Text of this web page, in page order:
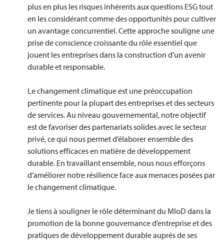
plus en plus les risques inhérents aux questions ESG tout
en les considérant comme des opportunités pour cultiver
un avantage concurrentiel. Cette approche souligne une
prise de conscience croissante du rôle essentiel que
jouent les entreprises dans la construction d’un avenir
durable et responsable.
Le changement climatique est une préoccupation
pertinente pour la plupart des entreprises et des secteurs
de services. Au niveau gouvernemental, notre objectif
est de favoriser des partenariats solides avec le secteur
privé, ce qui nous permet d’élaborer ensemble des
solutions efficaces en matière de développement
durable. En travaillant ensemble, nous nous efforçons
d’améliorer notre résilience face aux menaces posées par
le changement climatique.
Je tiens à souligner le rôle déterminant du MIoD dans la
promotion de la bonne gouvernance d’entreprise et des
pratiques de développement durable auprès de ses